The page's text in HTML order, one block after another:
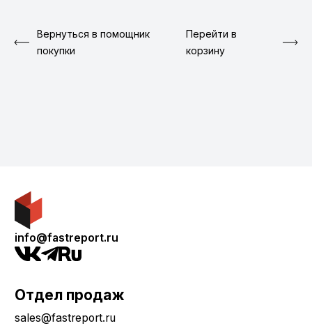
Вернуться в помощник
покупки
Перейти в
корзину
info@fastreport.ru
Отдел продаж
sales@fastreport.ru